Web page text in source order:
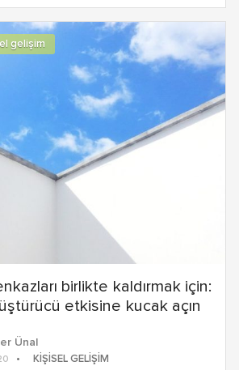
birlikte kaldırmak için:
etkisine kucak açın
gelişim
Ünal
KIŞISEL GELIŞIM